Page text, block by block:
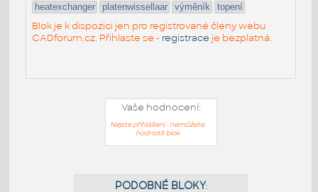
heatexchanger platenwissellaar výměník topení
Blok je k dispozici jen pro registrované členy webu
CADforum.cz. Přihlaste se - registrace je bezplatná.
Vaše hodnocení:
Nejste přihlášeni - nemůžete
hodnotit blok